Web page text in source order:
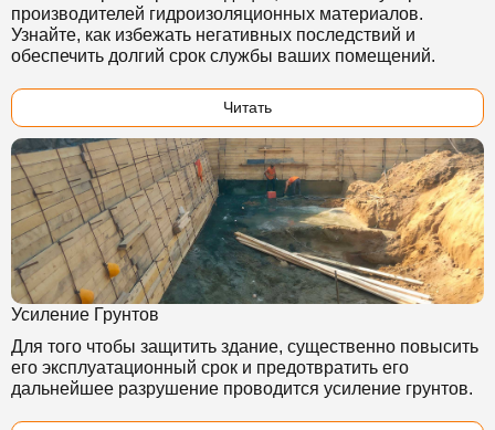
производителей гидроизоляционных материалов.
Узнайте, как избежать негативных последствий и
обеспечить долгий срок службы ваших помещений.
Читать
Усиление Грунтов
Для того чтобы защитить здание, существенно повысить
его эксплуатационный срок и предотвратить его
дальнейшее разрушение проводится усиление грунтов.